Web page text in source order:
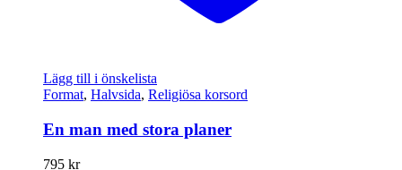
Lägg till i önskelista
Format, Halvsida, Religiösa korsord
En man med stora planer
795 kr